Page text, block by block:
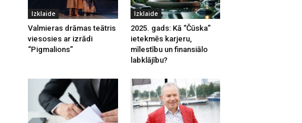
Izklaide
Valmieras drāmas teātris
viesosies ar izrādi
“Pigmalions”
Izklaide
2025. gads: Kā “Čūska”
ietekmēs karjeru,
mīlestību un finansiālo
labklājību?